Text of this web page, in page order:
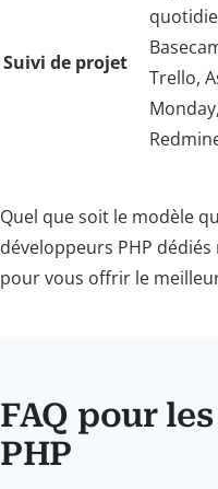
Suivi de projet
Trello,
Monday,
Quel que soit le modèle
développeurs PHP
pour vous offrir le
FAQ pour
PHP